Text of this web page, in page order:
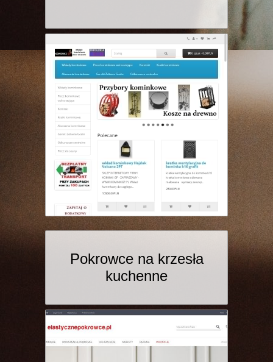
Pokrowce na krzesła
kuchenne